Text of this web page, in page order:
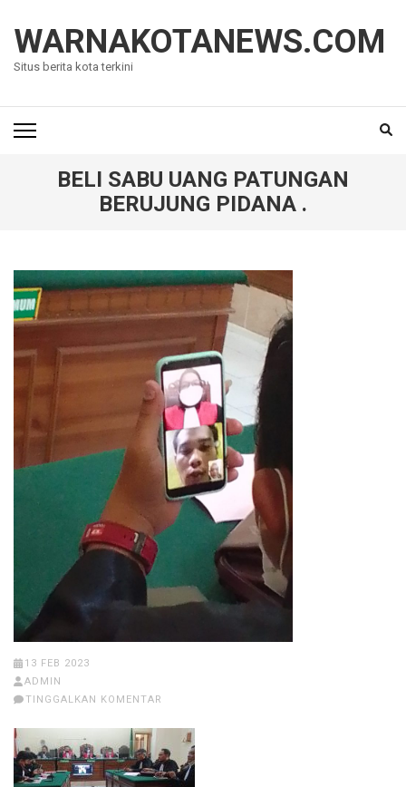
konten
(Tekan
WARNAKOTANEWS.COM
Situs berita kota terkini
BELI SABU UANG PATUNGAN
BERUJUNG PIDANA .
13 FEB 2023
ADMIN
TINGGALKAN KOMENTAR